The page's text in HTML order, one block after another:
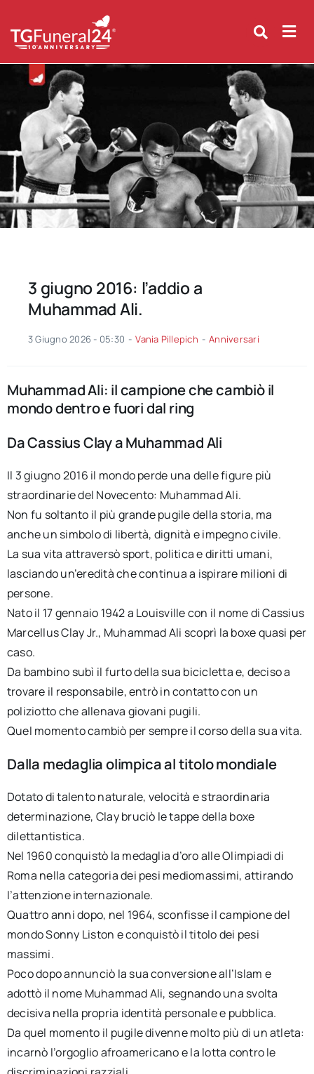
content
3 giugno 2016: l’addio a
Muhammad Ali.
3 Giugno 2026 - 05:30 - Vania Pillepich - Anniversari
Muhammad Ali: il campione che cambiò il
mondo dentro e fuori dal ring
Da Cassius Clay a Muhammad Ali
Il 3 giugno 2016 il mondo perde una delle figure più
straordinarie del Novecento: Muhammad Ali.
Non fu soltanto il più grande pugile della storia, ma
anche un simbolo di libertà, dignità e impegno civile.
La sua vita attraversò sport, politica e diritti umani,
lasciando un’eredità che continua a ispirare milioni di
persone.
Nato il 17 gennaio 1942 a Louisville con il nome di Cassius
Marcellus Clay Jr., Muhammad Ali scoprì la boxe quasi per
caso.
Da bambino subì il furto della sua bicicletta e, deciso a
trovare il responsabile, entrò in contatto con un
poliziotto che allenava giovani pugili.
Quel momento cambiò per sempre il corso della sua vita.
Dalla medaglia olimpica al titolo mondiale
Dotato di talento naturale, velocità e straordinaria
determinazione, Clay bruciò le tappe della boxe
dilettantistica.
Nel 1960 conquistò la medaglia d’oro alle Olimpiadi di
Roma nella categoria dei pesi mediomassimi, attirando
l’attenzione internazionale.
Quattro anni dopo, nel 1964, sconfisse il campione del
mondo Sonny Liston e conquistò il titolo dei pesi
massimi.
Poco dopo annunciò la sua conversione all’Islam e
adottò il nome Muhammad Ali, segnando una svolta
decisiva nella propria identità personale e pubblica.
Da quel momento il pugile divenne molto più di un atleta:
incarnò l’orgoglio afroamericano e la lotta contro le